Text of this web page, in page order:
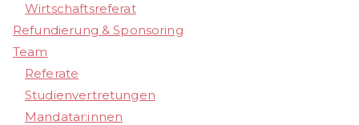
Wirtschaftsreferat
Refundierung & Sponsoring
Team
Referate
Studienvertretungen
Mandatar:innen